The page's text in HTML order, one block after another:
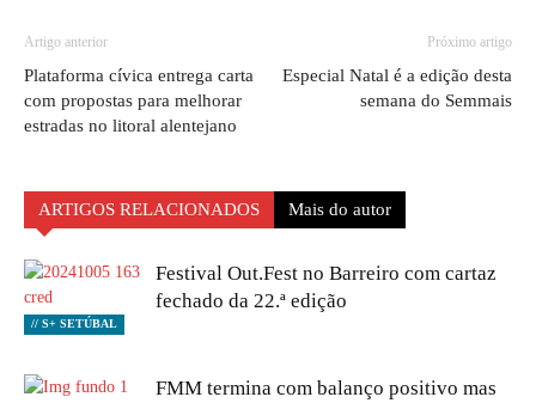
Artigo anterior
Plataforma cívica entrega carta
com propostas para melhorar
estradas no litoral alentejano
Próximo artigo
Especial Natal é a edição desta
semana do Semmais
ARTIGOS RELACIONADOS Mais do autor
// S+ SETÚBAL
Festival Out.Fest no Barreiro com cartaz
fechado da 22.ª edição
FMM termina com balanço positivo mas